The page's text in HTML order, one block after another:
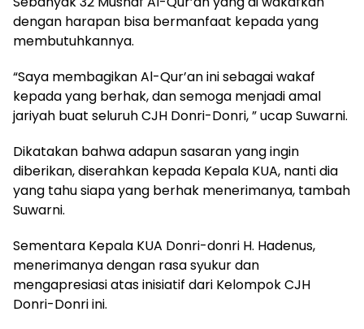
dengan harapan bisa bermanfaat kepada yang
membutuhkannya.
“Saya membagikan Al-Qur’an ini sebagai wakaf
kepada yang berhak, dan semoga menjadi amal
jariyah buat seluruh CJH Donri-Donri, ” ucap Suwarni.
Dikatakan bahwa adapun sasaran yang ingin
diberikan, diserahkan kepada Kepala KUA, nanti dia
yang tahu siapa yang berhak menerimanya, tambah
Suwarni.
Sementara Kepala KUA Donri-donri H. Hadenus,
menerimanya dengan rasa syukur dan
mengapresiasi atas inisiatif dari Kelompok CJH
Donri-Donri ini.